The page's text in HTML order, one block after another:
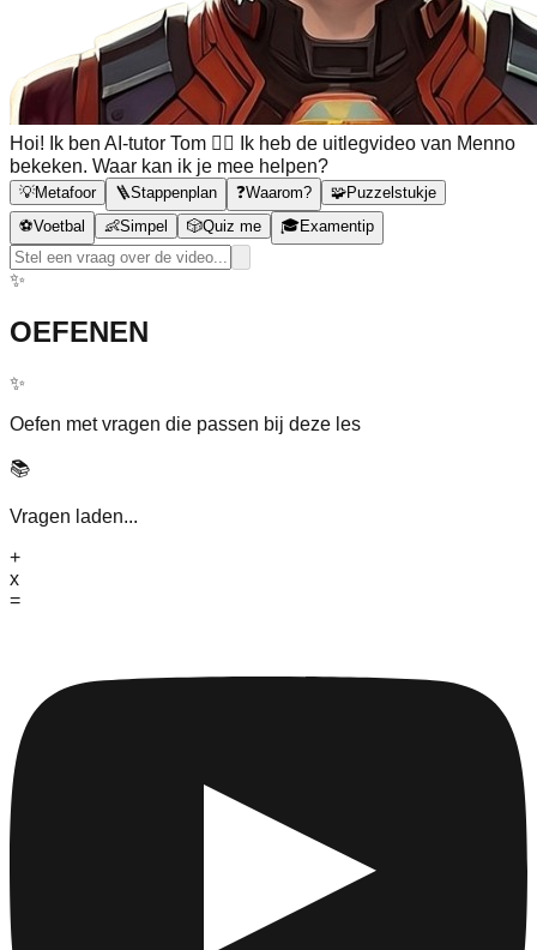
Hoi! Ik ben AI-tutor Tom 🙋‍♂️ Ik heb de uitlegvideo van Menno
bekeken. Waar kan ik je mee helpen?
💡Metafoor 🪜Stappenplan ❓Waarom? 🧩Puzzelstukje
⚽Voetbal 👶Simpel 🎲Quiz me 🎓Examentip
✨
OEFENEN
✨
Oefen met vragen die passen bij deze les
📚
Vragen laden...
+
x
=